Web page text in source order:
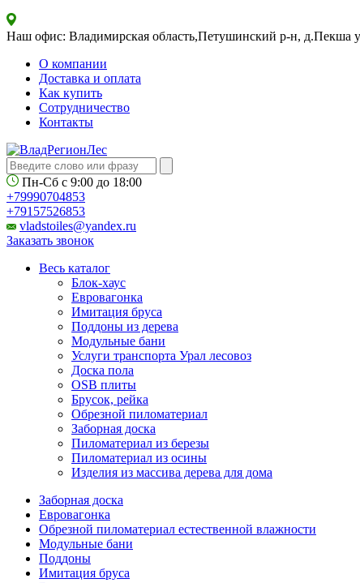
Наш офис: Владимирская область,Петушинский р-н, д.Пекша
О компании
Доставка и оплата
Как купить
Сотрудничество
Контакты
Пн-Сб с 9:00 до 18:00
+79990704853
+79157526853
vladstoiles@yandex.ru
Заказать звонок
Весь каталог
Блок-хаус
Евровагонка
Имитация бруса
Поддоны из дерева
Модульные бани
Услуги транспорта Урал лесовоз
Доска пола
OSB плиты
Брусок, рейка
Обрезной пиломатериал
Заборная доска
Пиломатериал из березы
Пиломатериал из осины
Изделия из массива дерева для дома
Заборная доска
Евровагонка
Обрезной пиломатериал естественной влажности
Модульные бани
Поддоны
Имитация бруса